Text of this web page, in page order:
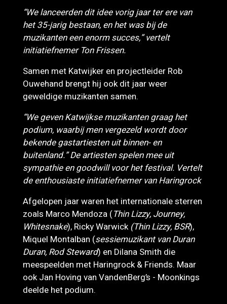
“We lanceerden dit idee vorig jaar ter ere van
het 35-jarig bestaan, en het was bij de
muzikanten een enorm succes,” vertelt
initiatiefnemer Ton Frissen.
Samen met Katwijker en projectleider Rob
Ouwehand brengt hij ook dit jaar weer
geweldige muzikanten samen.
“We geven Katwijkse muzikanten graag het
podium, waarbij men vergezeld wordt door
bekende gastartiesten uit binnen- en
buitenland.” De artiesten spelen mee uit
sympathie en goodwill voor het festival. Vertelt
de enthousiaste initiatiefnemer van Haringrock
Afgelopen jaar waren het internationale sterren
zoals Marco Mendoza (Thin Lizzy, Journey,
Whitesnake), Ricky Warwick (Thin Lizzy, BSR),
Miquel Montalban (sessiemuzikant van Duran
Duran, Rod Steward) en Dilana Smith die
meespeelden met Haringrock & Friends. Maar
ook Jan Hoving van VandenBerg’s - Moonkings
deelde het podium.